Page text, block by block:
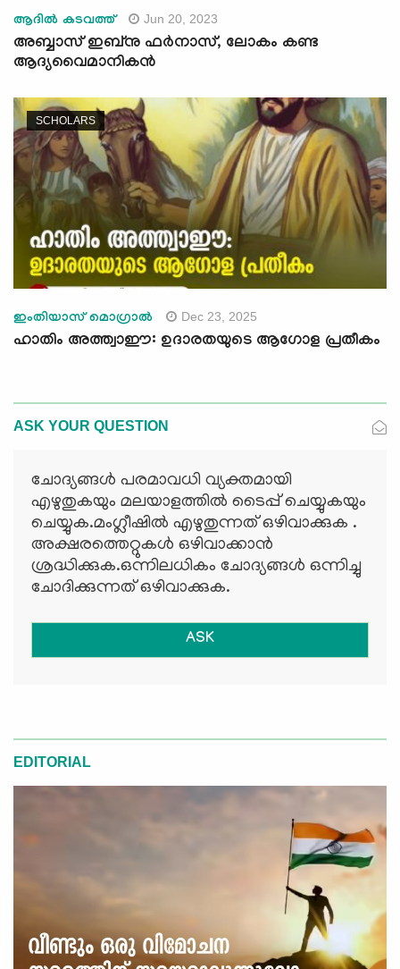
ആദില്‍ കടവത്ത് Jun 20, 2023
അബ്ബാസ് ഇബ്‌നു ഫര്‍നാസ്, ലോകം കണ്ട
ആദ്യവൈമാനികന്‍
SCHOLARS
ഇംതിയാസ് മൊഗ്രാൽ Dec 23, 2025
ഹാതിം അത്ത്വാഈ: ഉദാരതയുടെ ആഗോള പ്രതീകം
ASK YOUR QUESTION
ചോദ്യങ്ങള്‍ പരമാവധി വ്യക്തമായി
എഴുതുകയും മലയാളത്തില്‍ ടൈപ്പ് ചെയ്യുകയും
ചെയ്യുക.മംഗ്ലീഷില്‍ എഴുതുന്നത് ഒഴിവാക്കുക .
അക്ഷരത്തെറ്റുകള്‍ ഒഴിവാക്കാന്‍
ശ്രദ്ധിക്കുക.ഒന്നിലധികം ചോദ്യങ്ങള്‍ ഒന്നിച്ചു
ചോദിക്കുന്നത് ഒഴിവാക്കുക.
ASK
EDITORIAL